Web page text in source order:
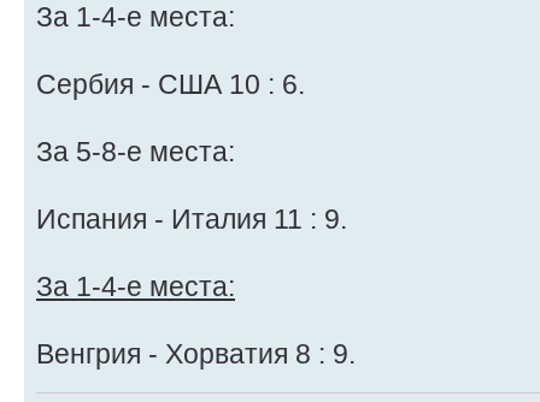
За 1-4-е места:
Сербия - США 10 : 6.
За 5-8-е места:
Испания - Италия 11 : 9.
За 1-4-е места:
Венгрия - Хорватия 8 : 9.